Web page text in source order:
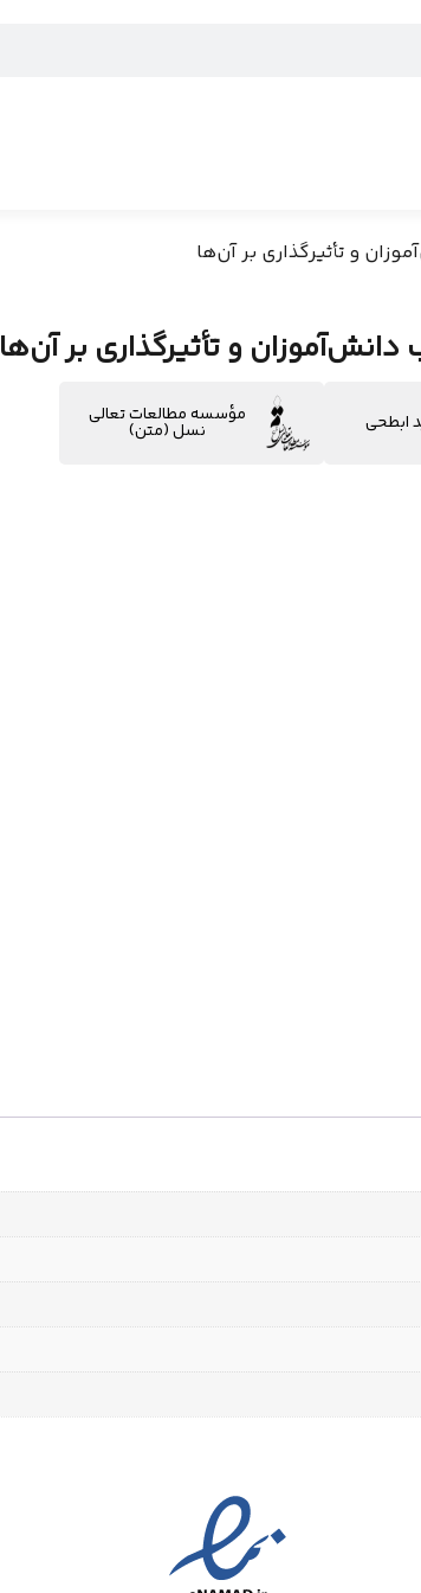
و تأثیرگذاری بر آن‌ها
و تأثیرگذاری بر آن‌ها
ابطحی مؤسسه مطالعات تعالی
نسل (متن)